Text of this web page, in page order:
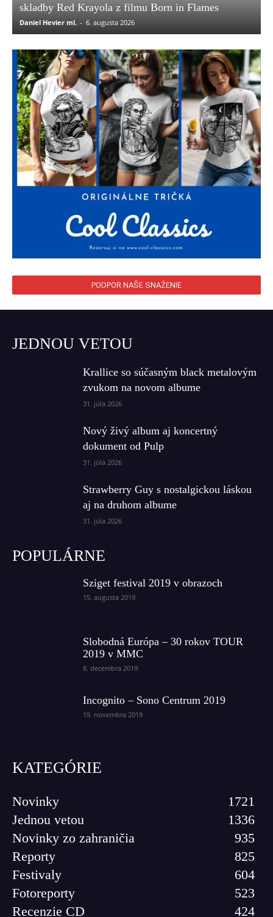
skladby Red Krayola z filmu Born in Flames
Daniel Hevier ml. - 6. augusta 2026
PODPOR NAŠE SNAŽENIE
JEDNOU VETOU
Krallice so súčasným black metalovým
zvukom na novom albume
31. júla 2026
Nový živý album aj koncertný
dokument od Pulp
31. júla 2026
Strawberry Guy s nostalgickou láskou
aj na druhom albume
31. júla 2026
POPULÁRNE
Sziget festival 2019 v obrazoch
15. augusta 2019
Slobodná Európa – 30 rokov TOUR
2019 v MMC
8. decembra 2019
Incognito – Sono Centrum 2019
19. novembra 2019
KATEGÓRIE
Novinky
1721
Jednou vetou
1336
Novinky zo zahraničia
935
Reporty
825
Festivaly
604
Fotoreporty
523
Recenzie CD
424